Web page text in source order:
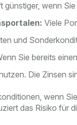
wenn
Viele
und
Sie bereits
Die Zinsen
wenn
das Risiko für